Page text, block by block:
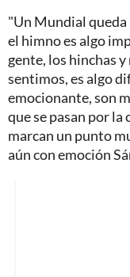
"Un Mundial queda
el himno es algo
gente, los hinchas
sentimos, es algo
emocionante, son
que se pasan por la
marcan un punto
aún con emoción